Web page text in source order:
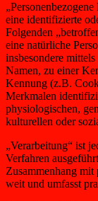
eine identifizierte
Folgenden
eine natürliche
insbesondere
Namen, zu einer
Kennung (z.B.
Merkmalen
physiologischen,
kulturellen oder
„Verarbeitung“ ist
Verfahren
Zusammenhang
weit und umfasst